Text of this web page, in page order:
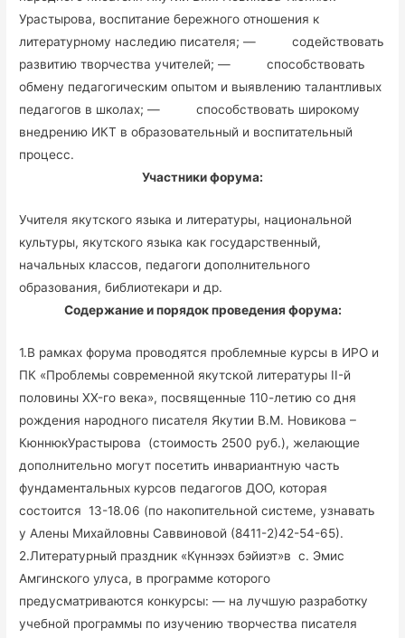
Урастырова, воспитание бережного отношения к
литературному наследию писателя; — содействовать
развитию творчества учителей; — способствовать
обмену педагогическим опытом и выявлению талантливых
педагогов в школах; — способствовать широкому
внедрению ИКТ в образовательный и воспитательный
процесс.
Участники форума:
Учителя якутского языка и литературы, национальной
культуры, якутского языка как государственный,
начальных классов, педагоги дополнительного
образования, библиотекари и др.
Содержание и порядок проведения форума:
1.В рамках форума проводятся проблемные курсы в ИРО и
ПК «Проблемы современной якутской литературы II-й
половины XX-го века», посвященные 110-летию со дня
рождения народного писателя Якутии В.М. Новикова –
КюннюкУрастырова (стоимость 2500 руб.), желающие
дополнительно могут посетить инвариантную часть
фундаментальных курсов педагогов ДОО, которая
состоится 13-18.06 (по накопительной системе, узнавать
у Алены Михайловны Саввиновой (8411-2)42-54-65).
2.Литературный праздник «Күннээх бэйиэт»в с. Эмис
Амгинского улуса, в программе которого
предусматриваются конкурсы: — на лучшую разработку
учебной программы по изучению творчества писателя